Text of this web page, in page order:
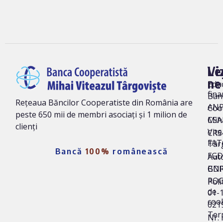
Rețeaua Băncilor Cooperatiste din România are
peste 650 mii de membri asociați și 1 milion de
clienți
Bancă 100% românească
ne
01-
Nr.
de